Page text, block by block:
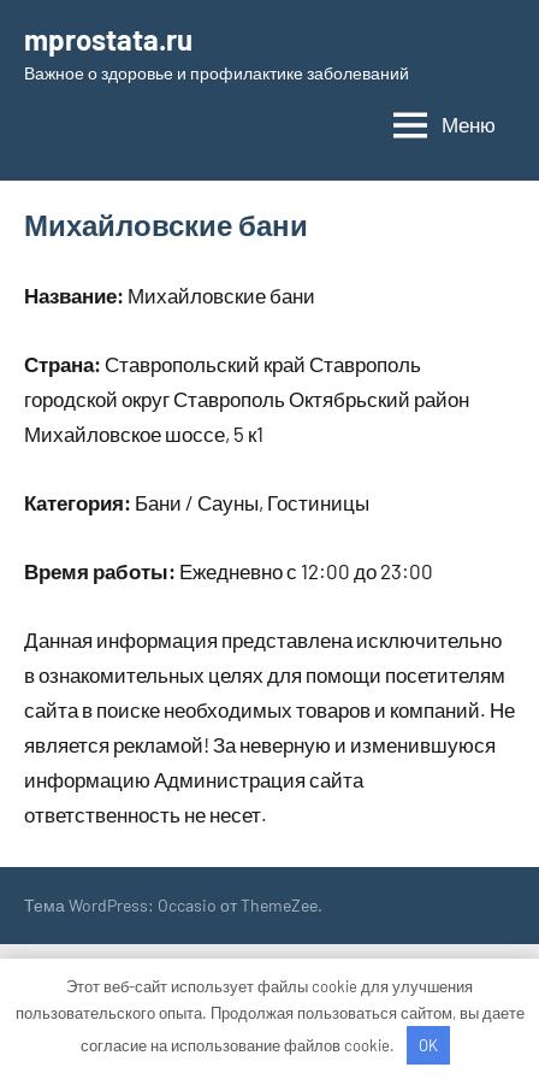
содержимому
mprostata.ru
Важное о здоровье и профилактике заболеваний
Меню
Михайловские бани
Название: Михайловские бани
Страна: Ставропольский край Ставрополь
городской округ Ставрополь Октябрьский район
Михайловское шоссе, 5 к1
Категория: Бани / Сауны, Гостиницы
Время работы: Ежедневно с 12:00 до 23:00
Данная информация представлена исключительно
в ознакомительных целях для помощи посетителям
сайта в поиске необходимых товаров и компаний. Не
является рекламой! За неверную и изменившуюся
информацию Администрация сайта
ответственность не несет.
Тема WordPress: Occasio от ThemeZee.
Этот веб-сайт использует файлы cookie для улучшения
пользовательского опыта. Продолжая пользоваться сайтом, вы даете
согласие на использование файлов cookie.
OK